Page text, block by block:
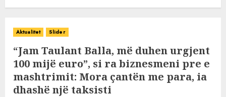
Aktualitet Slider
“Jam Taulant Balla, më duhen urgjent
100 mijë euro”, si ra biznesmeni pre e
mashtrimit: Mora çantën me para, ia
dhashë një taksisti